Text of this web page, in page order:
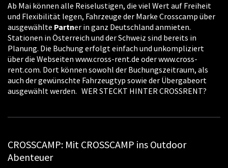
Ab Mai können alle Reiselustigen, die viel Wert auf Freiheit
und Flexibilität legen, Fahrzeuge der Marke Crosscamp über
ausgewählte Partner in ganz Deutschland anmieten.
Stationen in Österreich und der Schweiz sind bereits in
Planung. Die Buchung erfolgt einfach und unkompliziert
über die Webseiten www.cross-rent.de oder www.cross-
rent.com. Dort können sowohl der Buchungszeitraum, als
auch der gewünschte Fahrzeugtyp sowie der Übergabeort
ausgewählt werden. WER STECKT HINTER CROSSRENT?
CROSSCAMP: Mit CROSSCAMP ins Outdoor
Abenteuer